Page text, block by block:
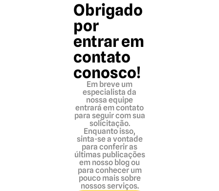
Obrigado
por
entrar em
contato
conosco!
Em breve um
especialista da
nossa equipe
entrará em contato
para seguir com sua
solicitação.
Enquanto isso,
sinta-se a vontade
para conferir as
últimas publicações
em nosso blog ou
para conhecer um
pouco mais sobre
nossos serviços.